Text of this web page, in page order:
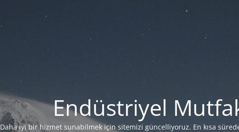
Endüstriyel
Daha iyi bir hizmet sunabilmek için sitemizi güncelliyoruz. En kısa